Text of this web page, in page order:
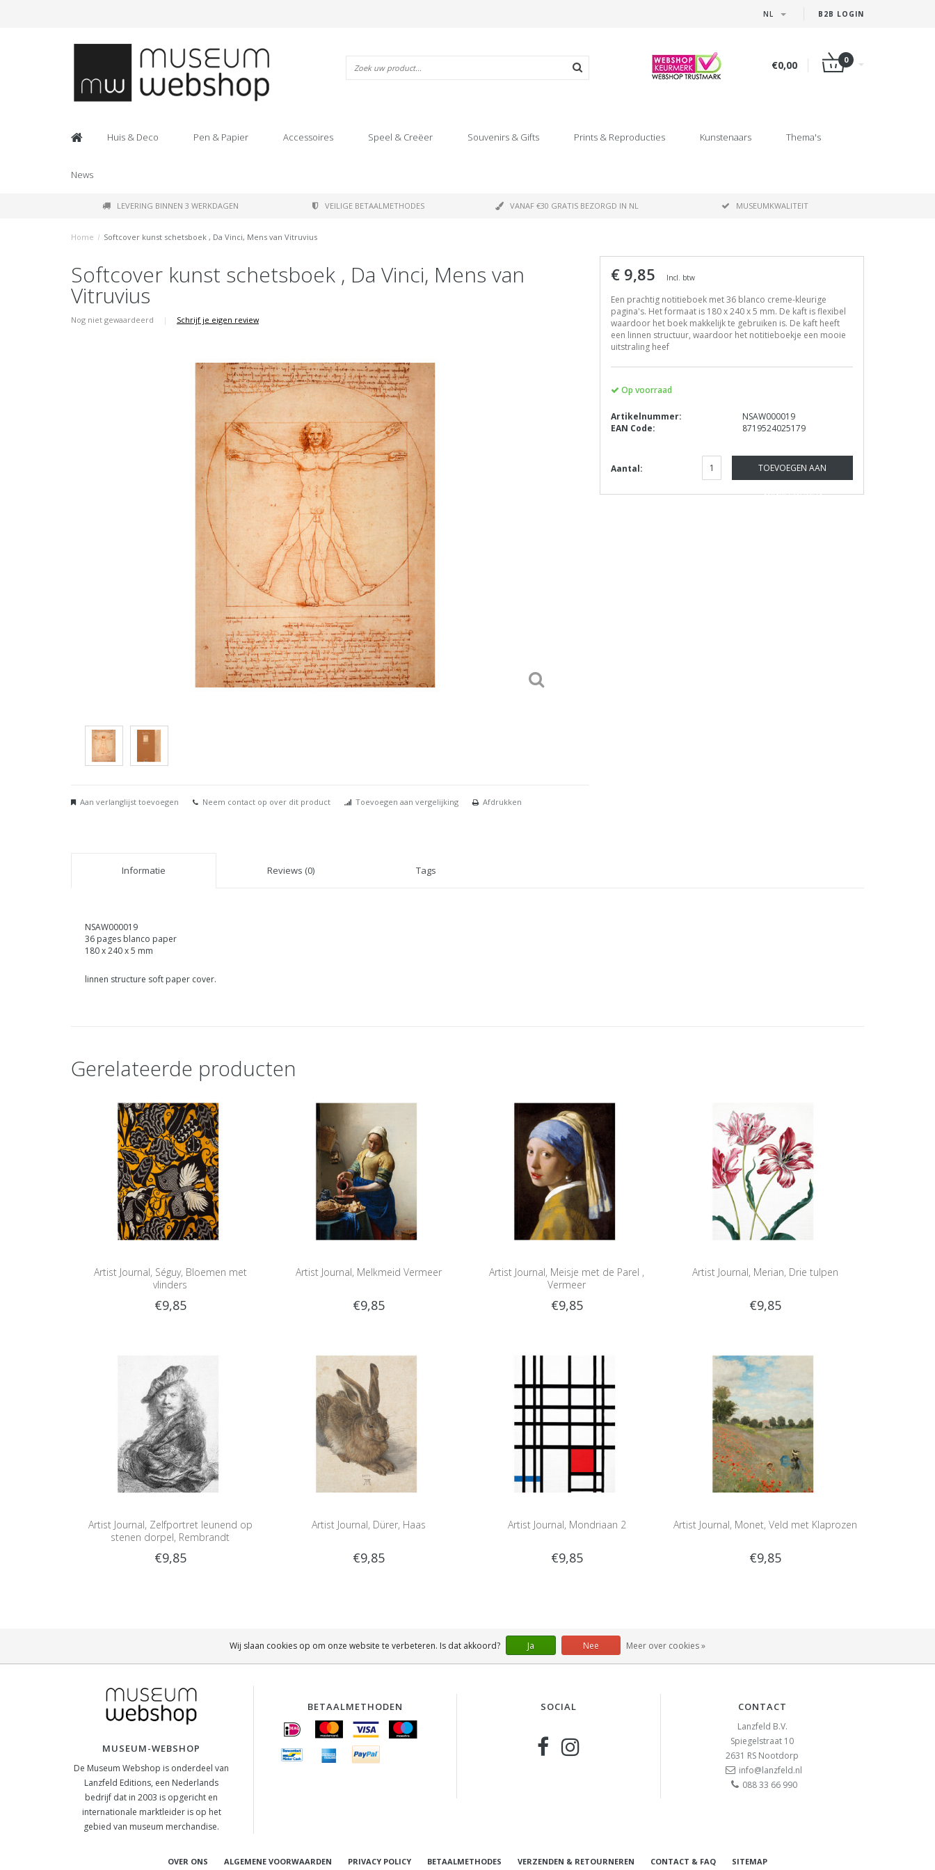
B2B LOGIN
NL
€0,00 0
Huis & Deco Pen & Papier Accessoires Speel & Creëer Souvenirs & Gifts Prints & Reproducties Kunstenaars Thema's
News
LEVERING BINNEN 3 WERKDAGEN VEILIGE BETAALMETHODES VANAF €30 GRATIS BEZORGD IN NL MUSEUMKWALITEIT
Home / Softcover kunst schetsboek , Da Vinci, Mens van Vitruvius
Softcover kunst schetsboek , Da Vinci, Mens van
Vitruvius
Nog niet gewaardeerd | Schrijf je eigen review
Aan verlanglijst toevoegen Neem contact op over dit product Toevoegen aan vergelijking Afdrukken
€ 9,85 Incl. btw
Een prachtig notitieboek met 36 blanco creme-kleurige
pagina's. Het formaat is 180 x 240 x 5 mm. De kaft is flexibel
waardoor het boek makkelijk te gebruiken is. De kaft heeft
een linnen structuur, waardoor het notitieboekje een mooie
uitstraling heef
Op voorraad
Artikelnummer:
NSAW000019
EAN Code:
8719524025179
Aantal: TOEVOEGEN AAN
WINKELWAGEN
Informatie Reviews (0) Tags
NSAW000019
36 pages blanco paper
180 x 240 x 5 mm
linnen structure soft paper cover.
Gerelateerde producten
Artist Journal, Séguy, Bloemen met
vlinders
€9,85
Artist Journal, Melkmeid Vermeer
€9,85
Artist Journal, Meisje met de Parel ,
Vermeer
€9,85
Artist Journal, Merian, Drie tulpen
€9,85
Artist Journal, Zelfportret leunend op
stenen dorpel, Rembrandt
€9,85
Artist Journal, Dürer, Haas
€9,85
Artist Journal, Mondriaan 2
€9,85
Artist Journal, Monet, Veld met Klaprozen
€9,85
MUSEUM-WEBSHOP
De Museum Webshop is onderdeel van
Lanzfeld Editions, een Nederlands
bedrijf dat in 2003 is opgericht en
internationale marktleider is op het
gebied van museum merchandise.
BETAALMETHODEN SOCIAL CONTACT
Lanzfeld B.V.
Spiegelstraat 10
2631 RS Nootdorp
info@lanzfeld.nl
088 33 66 990
OVER ONS ALGEMENE VOORWAARDEN PRIVACY POLICY BETAALMETHODES VERZENDEN & RETOURNEREN CONTACT & FAQ SITEMAP
Wij slaan cookies op om onze website te verbeteren. Is dat akkoord? Ja Nee Meer over cookies »